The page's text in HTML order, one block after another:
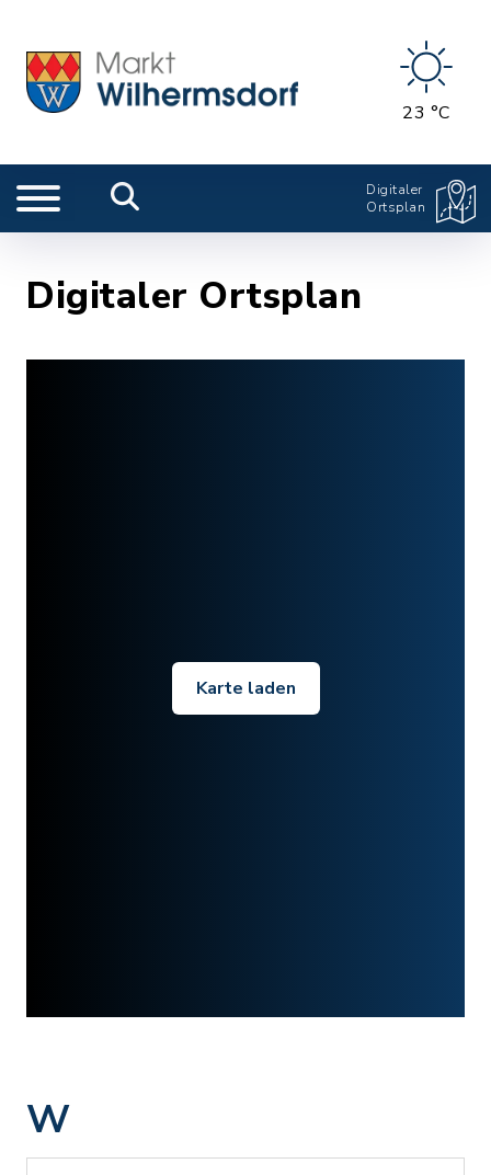
23 °C
Digitaler
Ortsplan
Digitaler Ortsplan
Karte laden
W